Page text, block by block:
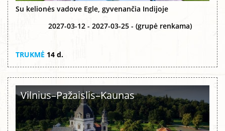
Su kelionės vadove Egle, gyvenančia Indijoje
2027-03-12 - 2027-03-25 - (grupė renkama)
TRUKMĖ 14 d.
Vilnius–Pažaislis–Kaunas